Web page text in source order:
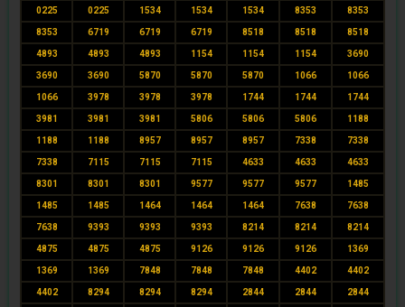
0225 0225 1534 1534 1534 8353 8353
8353 6719 6719 6719 8518 8518 8518
4893 4893 4893 1154 1154 1154 3690
3690 3690 5870 5870 5870 1066 1066
1066 3978 3978 3978 1744 1744 1744
3981 3981 3981 5806 5806 5806 1188
1188 1188 8957 8957 8957 7338 7338
7338 7115 7115 7115 4633 4633 4633
8301 8301 8301 9577 9577 9577 1485
1485 1485 1464 1464 1464 7638 7638
7638 9393 9393 9393 8214 8214 8214
4875 4875 4875 9126 9126 9126 1369
1369 1369 7848 7848 7848 4402 4402
4402 8294 8294 8294 2844 2844 2844